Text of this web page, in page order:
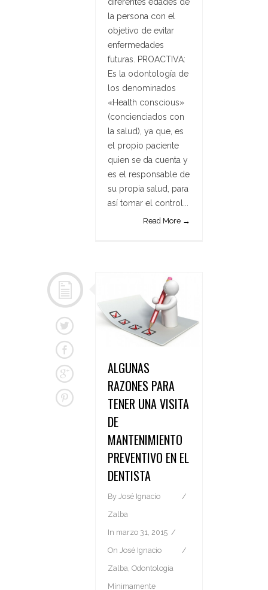
la persona con el
objetivo de evitar
enfermedades
futuras. PROACTIVA:
Es la odontología de
los denominados
«Health conscious»
(concienciados con
la salud), ya que, es
el propio paciente
quien se da cuenta y
es el responsable de
su propia salud, para
así tomar el control...
Read More →
ALGUNAS
RAZONES PARA
TENER UNA VISITA
DE
MANTENIMIENTO
PREVENTIVO EN EL
DENTISTA
By José Ignacio
Zalba
In marzo 31, 2015
On José Ignacio
Zalba, Odontología
Mínimamente